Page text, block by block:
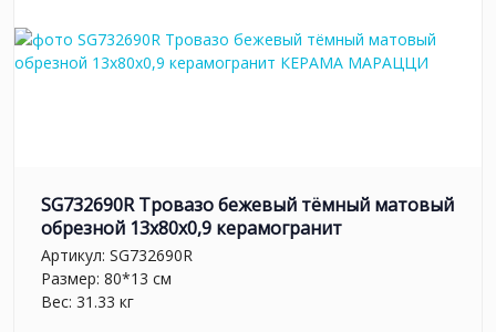
SG732690R Тровазо бежевый тёмный матовый
обрезной 13x80x0,9 керамогранит
Артикул: SG732690R
Размер: 80*13 см
Вес: 31.33 кг